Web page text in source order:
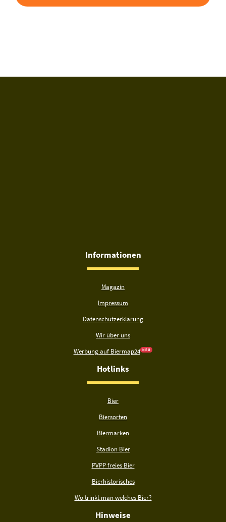
Informationen
Magazin
Impressum
Datenschutzerklärung
Wir über uns
Werbung auf Biermap24 N E U
Hotlinks
Bier
Biersorten
Biermarken
Stadion Bier
PVPP freies Bier
Bierhistorisches
Wo trinkt man welches Bier?
Hinweise